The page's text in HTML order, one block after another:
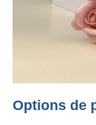
Options de